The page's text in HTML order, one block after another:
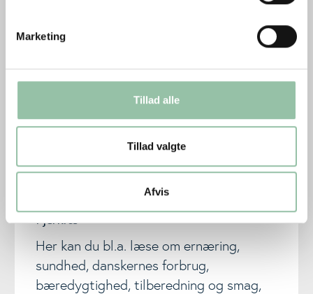
Marketing
Tillad alle
Tillad valgte
Afvis
Fjerkræ
Her kan du bl.a. læse om ernæring,
sundhed, danskernes forbrug,
bæredygtighed, tilberedning og smag,